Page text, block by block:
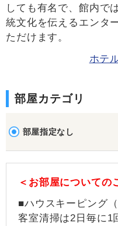
しても有名で、館内で
統文化を伝えるエンタ
ただけます。
ホテ
部屋カテゴリ
部屋指定なし
＜お部屋についての
■ハウスキーピング
客室清掃は2日毎に1